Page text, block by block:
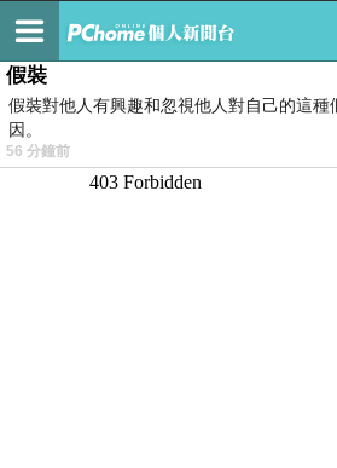
最新文章
假裝
假裝對他人有興趣和忽視他人對自己的這種
因。
56 分鐘前